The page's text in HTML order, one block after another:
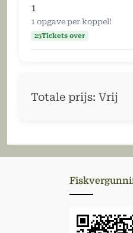
1
1 opgave per koppel!
25Tickets over
Totale prijs: Vrij